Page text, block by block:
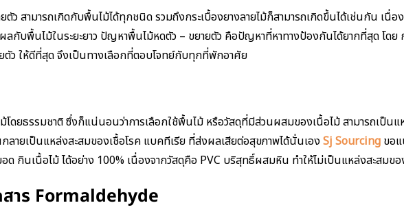
ว สามารถเกิดกับพื้นไม้ได้ทุกชนิด รวมถึงกระเบื้องยางลายไม้ก็สามารถเกิดขึ้นได้เช่นกัน เนื่
บพื้นไม้ในระยะยาว ปัญหาพื้นไม้หดตัว – ขยายตัว คือปัญหาที่หาทางป้องกันได้ยากที่สุด โดย
ว ให้ดีที่สุด จึงเป็นทางเลือกที่ตอบโจทย์กับทุกที่พักอาศัย
ดยธรรมชาติ ซึ่งก็แน่นอนว่าการเลือกใช้พื้นไม้ หรือวัสดุที่มีส่วนผสมของเนื้อไม้ สามารถเป็นแ
ลายเป็นแหล่งสะสมของเชื้อโรค แบคทีเรีย ที่ส่งผลเสียต่อสุขภาพได้นั่นเองSj Sourcing ขอ
กินเนื้อไม้ ได้อย่าง 100% เนื่องจากวัสดุคือ PVC บริสุทธิ์ผสมหิน ทำให้ไม่เป็นแหล่งสะสมข
าร Formaldehyde